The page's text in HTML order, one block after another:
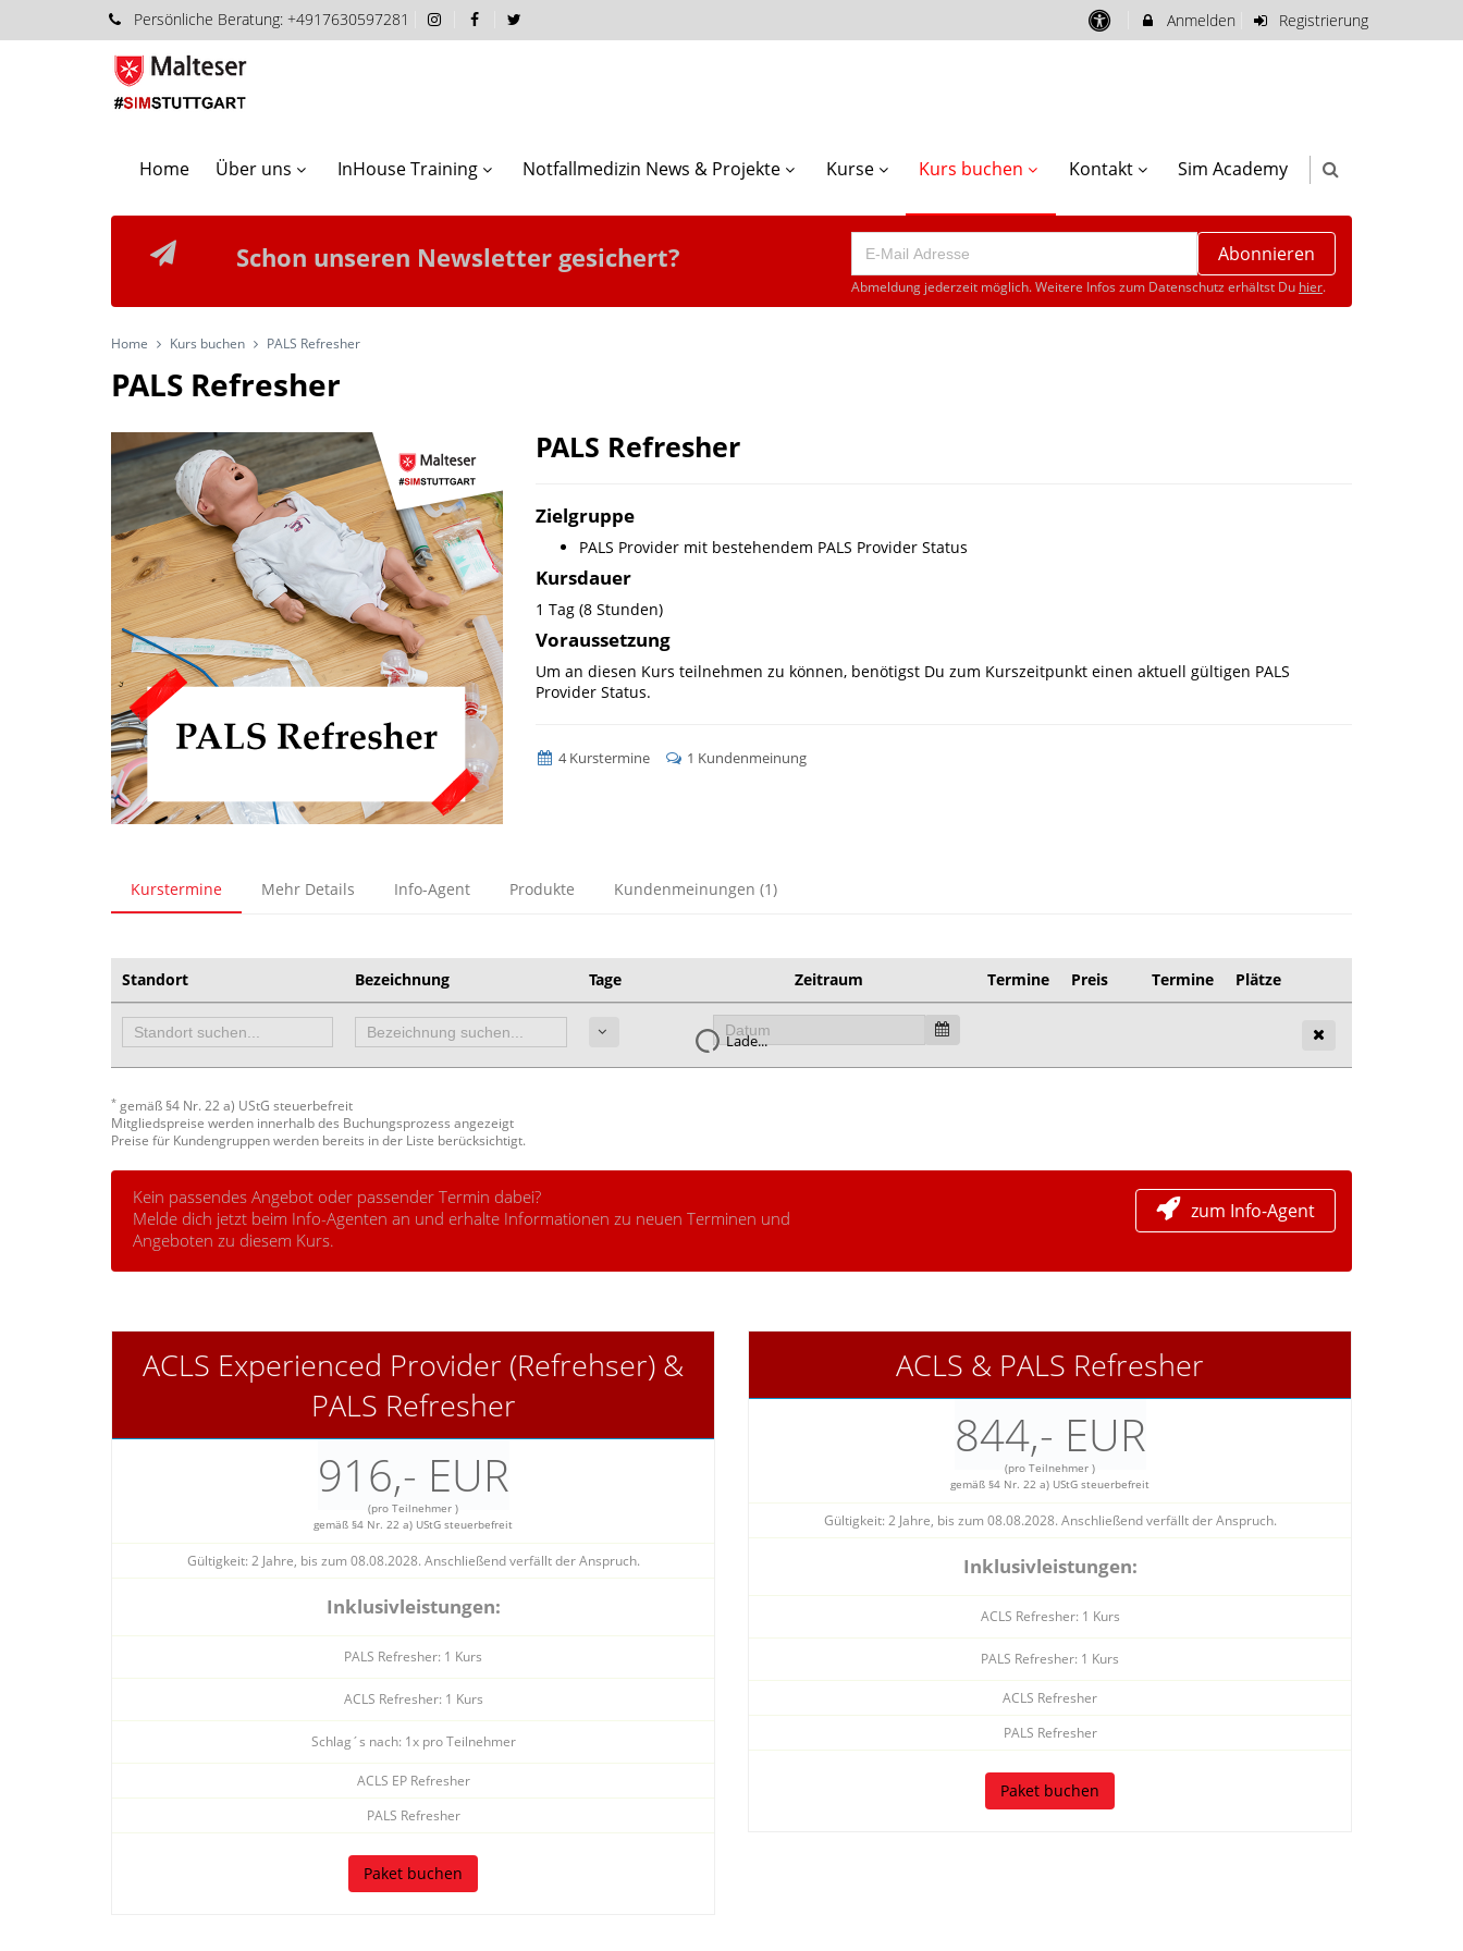
Persönliche Beratung: +4917630597281 Anmelden Registrierung
Home Über uns InHouse Training Notfallmedizin News & Projekte Kurse Kurs buchen Kontakt Sim Academy
Schon unseren Newsletter gesichert? Abonnieren
Abmeldung jederzeit möglich. Weitere Infos zum Datenschutz erhältst Du hier.
Home Kurs buchen PALS Refresher
PALS Refresher
PALS Refresher
Zielgruppe
PALS Provider mit bestehendem PALS Provider Status
Kursdauer
1 Tag (8 Stunden)
Voraussetzung
Um an diesen Kurs teilnehmen zu können, benötigst Du zum Kurszeitpunkt einen aktuell gültigen PALS
Provider Status.
4 Kurstermine 1 Kundenmeinung
Kurstermine Mehr Details Info-Agent Produkte Kundenmeinungen (1)
Standort Bezeichnung Tage Zeitraum Termine Preis Termine Plätze
Lade...
* gemäß §4 Nr. 22 a) UStG steuerbefreit
Mitgliedspreise werden innerhalb des Buchungsprozess angezeigt
Preise für Kundengruppen werden bereits in der Liste berücksichtigt.
Kein passendes Angebot oder passender Termin dabei?
Melde dich jetzt beim Info-Agenten an und erhalte Informationen zu neuen Terminen und
Angeboten zu diesem Kurs.
zum Info-Agent
ACLS Experienced Provider (Refrehser) &
PALS Refresher
916,- EUR
(pro Teilnehmer )
gemäß §4 Nr. 22 a) UStG steuerbefreit
Gültigkeit: 2 Jahre, bis zum 08.08.2028. Anschließend verfällt der Anspruch.
Inklusivleistungen:
PALS Refresher: 1 Kurs
ACLS Refresher: 1 Kurs
Schlag´s nach: 1x pro Teilnehmer
ACLS EP Refresher
PALS Refresher
Paket buchen
ACLS & PALS Refresher
844,- EUR
(pro Teilnehmer )
gemäß §4 Nr. 22 a) UStG steuerbefreit
Gültigkeit: 2 Jahre, bis zum 08.08.2028. Anschließend verfällt der Anspruch.
Inklusivleistungen:
ACLS Refresher: 1 Kurs
PALS Refresher: 1 Kurs
ACLS Refresher
PALS Refresher
Paket buchen